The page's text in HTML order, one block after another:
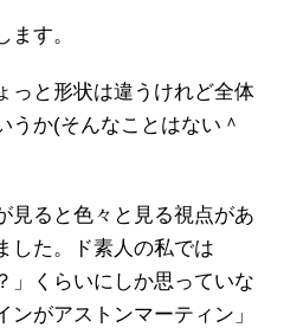
す。
っと形状は違うけれど全体
うか(そんなことはない＾
見ると色々と見る視点があ
した。ド素人の私では
」くらいにしか思っていな
がアストンマーティン」